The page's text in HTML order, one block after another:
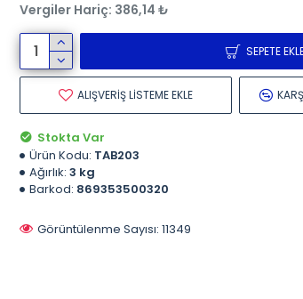
Stokta Var
Ürün Kodu: TAB203
Ağırlık: 3 kg
Barkod: 869353500320
Görüntülenme Sayısı: 11349
Vergiler Hariç: 386,14 ₺
SEPETE
ALIŞVERIŞ LISTEME EKLE